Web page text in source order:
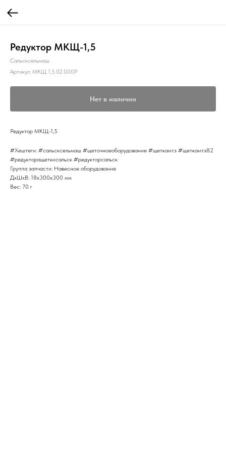
Редуктор МКЩ-1,5
Сальсксельмаш
Артикул: МКЩ 1,5.02.000Р
Нет в наличии
Редуктор МКЩ-1,5
#Хештеги: #сальсксельмаш #щеточноеоборудование #щеткамтз #щеткамтз82
#редукторащеткисальск #редукторсальск
Группа запчасти: Навесное оборудование
ДxШxВ: 18x300x300 мм
Вес: 70 г